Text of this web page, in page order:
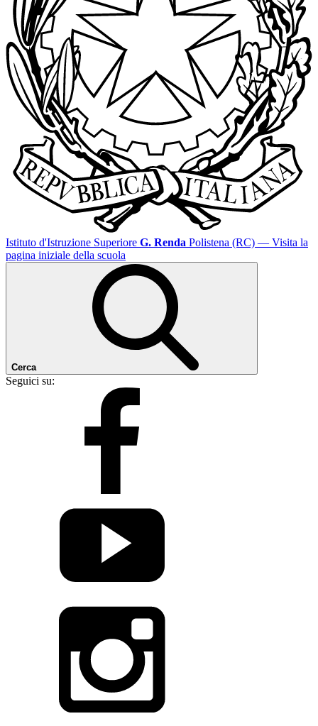
Istituto d'Istruzione Superiore G. Renda Polistena (RC) — Visita la
pagina iniziale della scuola
Cerca
Seguici su: